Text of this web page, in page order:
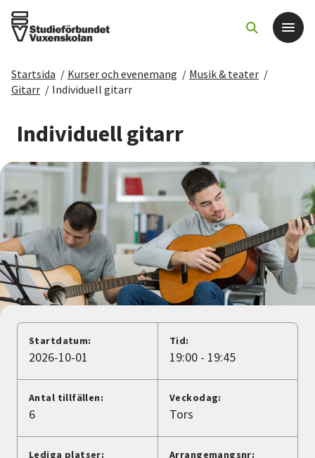
Det här gör vi
För dig som
Sök kurser och evenemang
Om SV
Starta studiecirkel
Cirkelledare
Nyheter
Avdelningar
Lyssna
Startsida / Kurser och evenemang / Musik & teater /
Gitarr / Individuell gitarr
Individuell gitarr
Startdatum:
2026-10-01
Tid:
19:00 - 19:45
Antal tillfällen:
6
Veckodag:
Tors
Lediga platser: Arrangemangsnr: